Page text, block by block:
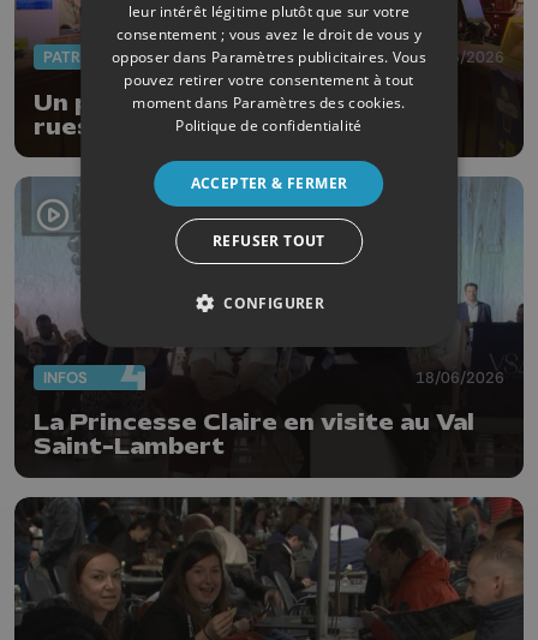
PATRIMOINE 18/06/2026
Un parcours thématique dans les
rues de la Ville de Liège
INFOS 18/06/2026
La Princesse Claire en visite au Val
Saint-Lambert
leur intérêt légitime plutôt que sur votre
consentement ; vous avez le droit de vous y
opposer dans Paramètres publicitaires. Vous
pouvez retirer votre consentement à tout
moment dans Paramètres des cookies.
Politique de confidentialité
ACCEPTER & FERMER
REFUSER TOUT
CONFIGURER